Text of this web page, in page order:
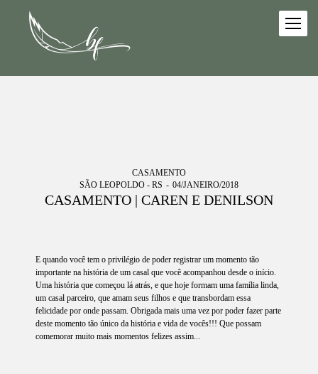
CASAMENTO
SÃO LEOPOLDO - RS
04/JANEIRO/2018
CASAMENTO | CAREN E DENILSON
E quando você tem o privilégio de poder registrar um momento tão
importante na história de um casal que você acompanhou desde o início.
Uma história que começou lá atrás, e que hoje formam uma família linda,
um casal parceiro, que amam seus filhos e que transbordam essa
felicidade por onde passam. Obrigada mais uma vez por poder fazer parte
deste momento tão único da história e vida de vocês!!! Que possam
comemorar muito mais momentos felizes assim...